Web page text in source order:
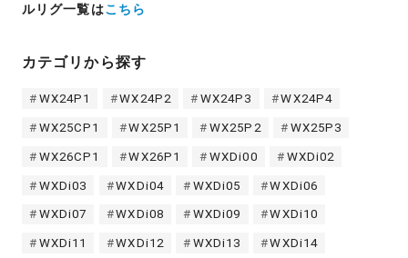
ルリグ一覧はこちら
カテゴリから探す
WX24P1 WX24P2 WX24P3 WX24P4
WX25CP1 WX25P1 WX25P2 WX25P3
WX26CP1 WX26P1 WXDi00 WXDi02
WXDi03 WXDi04 WXDi05 WXDi06
WXDi07 WXDi08 WXDi09 WXDi10
WXDi11 WXDi12 WXDi13 WXDi14